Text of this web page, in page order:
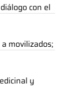
con el
movilizados;
y